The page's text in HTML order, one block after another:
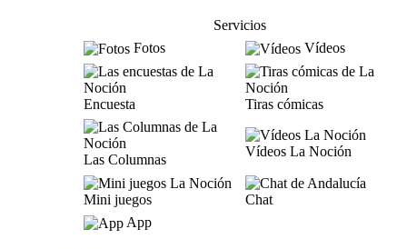
Servicios
Fotos
Vídeos
Encuesta Tiras cómicas
Las Columnas
Vídeos La Noción
Mini juegos
Chat
App